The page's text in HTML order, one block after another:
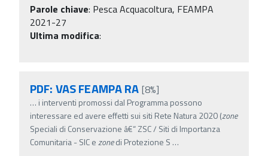
Parole chiave: Pesca Acquacoltura, FEAMPA
2021-27
Ultima modifica:
PDF: VAS FEAMPA RA [8%]
… i interventi promossi dal Programma possono
interessare ed avere effetti sui siti Rete Natura 2020 (zone
Speciali di Conservazione â€“ ZSC / Siti di Importanza
Comunitaria - SIC ezonedi Protezione S …